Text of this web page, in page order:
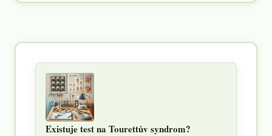
Existuje test na Tourettův syndrom?